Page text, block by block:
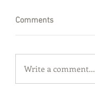
Comments
Write a comment...